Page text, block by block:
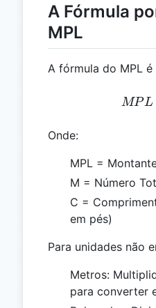
A Fórmula
MPL
A fórmula do MPL
MPL
Onde:
MPL =
M = Número
C =
em pés)
Para unidades não
Metros:
para converter